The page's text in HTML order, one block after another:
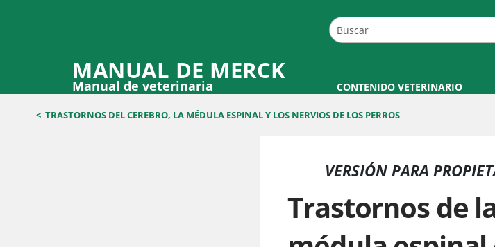
MANUAL DE MERCK
Manual de veterinaria CONTENIDO VETERINARIO
< TRASTORNOS DEL CEREBRO, LA MÉDULA ESPINAL Y LOS NERVIOS DE LOS PERROS
VERSIÓN PARA
Trastornos de